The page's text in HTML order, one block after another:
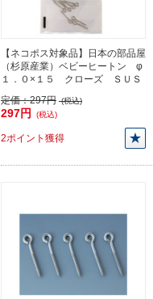
【ネコポス対象品】日本の部品屋
（杉原産業）ベビーヒートン φ
１．０×１５ クローズ ＳＵＳ
定価：297円 (税込)
297円 (税込)
2ポイント獲得